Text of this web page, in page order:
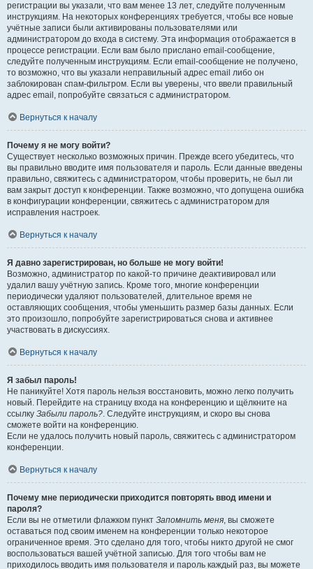
регистрации вы указали, что вам менее 13 лет, следуйте полученным
инструкциям. На некоторых конференциях требуется, чтобы все новые
учётные записи были активированы пользователями или
администратором до входа в систему. Эта информация отображается в
процессе регистрации. Если вам было прислано email-сообщение,
следуйте полученным инструкциям. Если email-сообщение не получено,
то возможно, что вы указали неправильный адрес email либо он
заблокирован спам-фильтром. Если вы уверены, что ввели правильный
адрес email, попробуйте связаться с администратором.
Вернуться к началу
Почему я не могу войти?
Существует несколько возможных причин. Прежде всего убедитесь, что
вы правильно вводите имя пользователя и пароль. Если данные введены
правильно, свяжитесь с администратором, чтобы проверить, не был ли
вам закрыт доступ к конференции. Также возможно, что допущена ошибка
в конфигурации конференции, свяжитесь с администратором для
исправления настроек.
Вернуться к началу
Я давно зарегистрирован, но больше не могу войти!
Возможно, администратор по какой-то причине деактивировал или
удалил вашу учётную запись. Кроме того, многие конференции
периодически удаляют пользователей, длительное время не
оставляющих сообщения, чтобы уменьшить размер базы данных. Если
это произошло, попробуйте зарегистрироваться снова и активнее
участвовать в дискуссиях.
Вернуться к началу
Я забыл пароль!
Не паникуйте! Хотя пароль нельзя восстановить, можно легко получить
новый. Перейдите на страницу входа на конференцию и щёлкните на
ссылку Забыли пароль?. Следуйте инструкциям, и скоро вы снова
сможете войти на конференцию.
Если не удалось получить новый пароль, свяжитесь с администратором
конференции.
Вернуться к началу
Почему мне периодически приходится повторять ввод имени и
пароля?
Если вы не отметили флажком пункт Запомнить меня, вы сможете
оставаться под своим именем на конференции только некоторое
ограниченное время. Это сделано для того, чтобы никто другой не смог
воспользоваться вашей учётной записью. Для того чтобы вам не
приходилось вводить имя пользователя и пароль каждый раз, вы можете